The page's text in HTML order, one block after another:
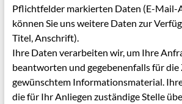
Pflichtfelder markierten Daten (E-Mail-
können Sie uns weitere Daten zur
Titel, Anschrift).
Ihre Daten verarbeiten wir, um Ihre
beantworten und gegebenenfalls für die
gewünschtem Informationsmaterial.
die für Ihr Anliegen zuständige Stelle